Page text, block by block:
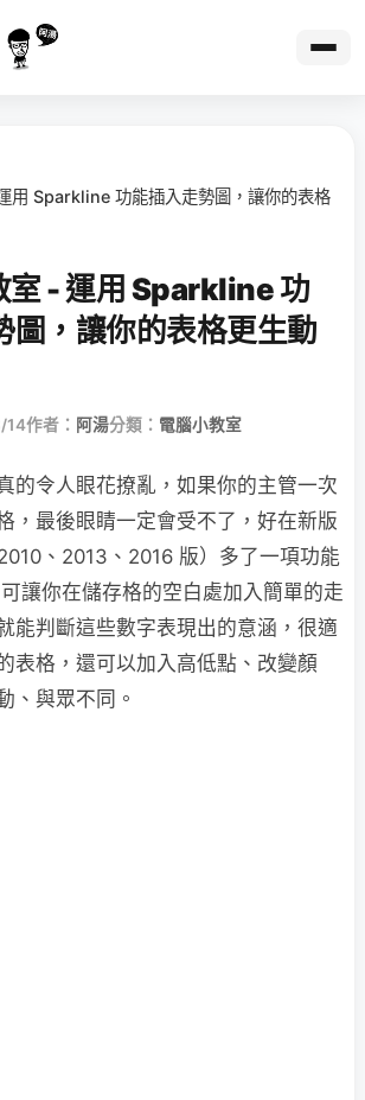
用 Sparkline 功能插入走勢圖，讓你的表格
室 - 運用 Sparkline 功
圖，讓你的表格更生動
14作者： 阿湯分類： 電腦小教室
的令人眼花撩亂，如果你的主管一次
，最後眼睛一定會受不了，好在新版
、2013、2016 版）多了一項功能
可讓你在儲存格的空白處加入簡單的走
能判斷這些數字表現出的意涵，很適
表格，還可以加入高低點、改變顏
、與眾不同。